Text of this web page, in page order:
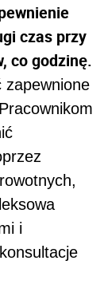
czas przy
co godzinę.
zapewnione
i